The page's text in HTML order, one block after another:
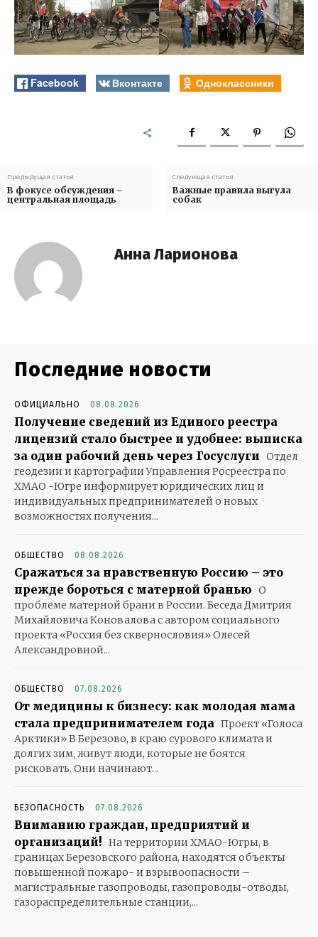
Facebook Вконтакте Одноклассники
Предыдущая статья
В фокусе обсуждения –
центральная площадь
Следующая статья
Важные правила выгула
собак
Анна Ларионова
Последние новости
ОФИЦИАЛЬНО 08.08.2026
Получение сведений из Единого реестра
лицензий стало быстрее и удобнее: выписка
за один рабочий день через Госуслуги Отдел
геодезии и картографии Управления Росреестра по
ХМАО -Югре информирует юридических лиц и
индивидуальных предпринимателей о новых
возможностях получения...
ОБЩЕСТВО 08.08.2026
Сражаться за нравственную Россию – это
прежде бороться с матерной бранью О
проблеме матерной брани в России. Беседа Дмитрия
Михайловича Коновалова с автором социального
проекта «Россия без сквернословия» Олесей
Александровной...
ОБЩЕСТВО 07.08.2026
От медицины к бизнесу: как молодая мама
стала предпринимателем года Проект «Голоса
Арктики» В Березово, в краю сурового климата и
долгих зим, живут люди, которые не боятся
рисковать. Они начинают...
БЕЗОПАСНОСТЬ 07.08.2026
Вниманию граждан, предприятий и
организаций! На территории ХМАО-Югры, в
границах Березовского района, находятся объекты
повышенной пожаро- и взрывоопасности –
магистральные газопроводы, газопроводы-отводы,
газораспределительные станции,...